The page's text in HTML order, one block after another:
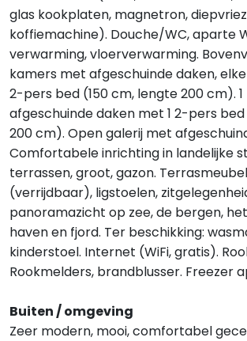
glas kookplaten, magnetron,
koffiemachine). Douche/WC, aparte
verwarming, vloerverwarming.
kamers met afgeschuinde daken,
2-pers bed (150 cm, lengte 200 cm).
afgeschuinde daken met 1 2-pers
200 cm). Open galerij met
Comfortabele inrichting in landelijke
terrassen, groot, gazon.
(verrijdbaar), ligstoelen,
panoramazicht op zee, de bergen,
haven en fjord. Ter beschikking:
kinderstoel. Internet (WiFi, gratis).
Rookmelders, brandblusser. Freezer
Buiten / omgeving
Zeer modern, mooi, comfortabel